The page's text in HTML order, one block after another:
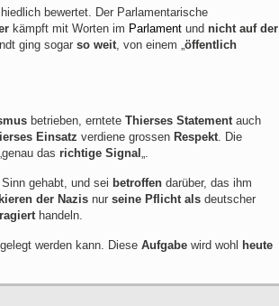
bewertet. Der Parlamentarische
kämpft mit Worten im Parlament und nicht auf der
ging sogar so weit, von einem „öffentlich
betrieben, erntete Thierses Statementauch
Einsatz verdiene grossen Respekt. Die
das richtige Signal „.
gehabt, und sei betroffen darüber, das ihm
der Nazis nur seine Pflicht als deutscher
handeln.
werden kann. Diese Aufgabe wird wohl heute